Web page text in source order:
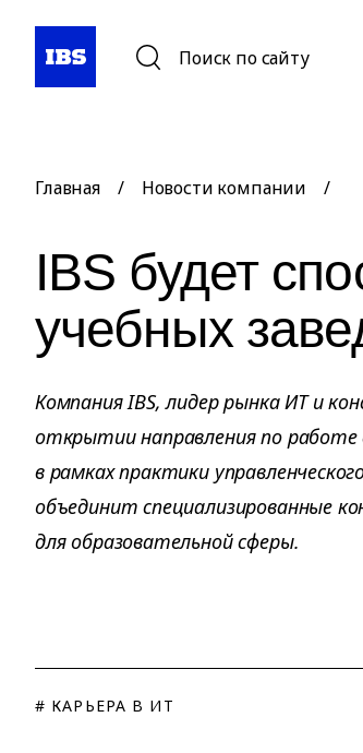
Поиск по сайту
Главная / Новости компании /
IBS будет
учебных
Компания IBS, лидер рынка ИТ и
открытии направления по работе
в рамках практики
объединит специализированные
для образовательной сферы.
# КАРЬЕРА В ИТ